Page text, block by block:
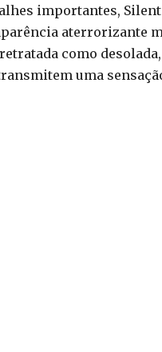
importantes,
aterrorizante
como
uma